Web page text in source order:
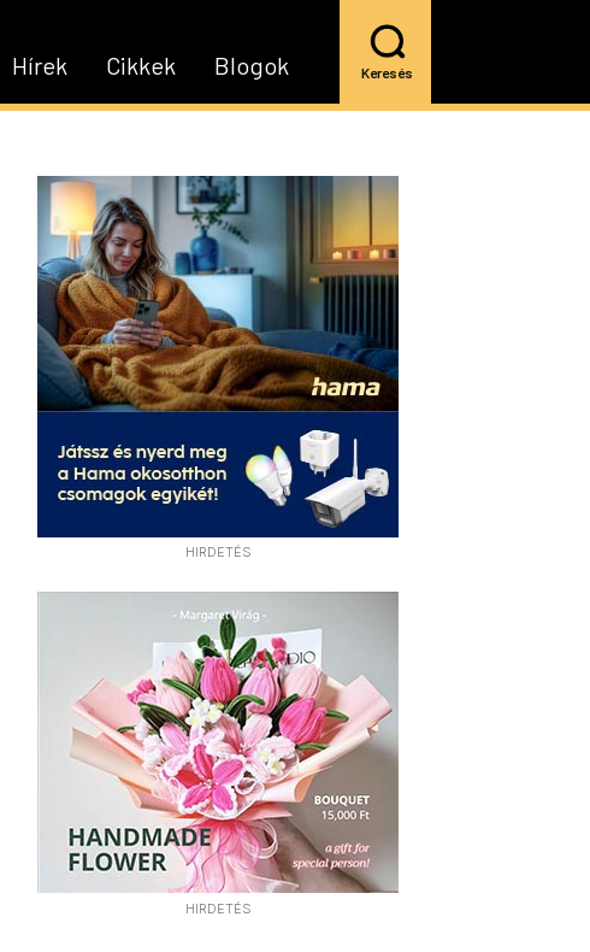
Blogok
Cikkek
Hírek Keresés
HIRDETÉS
HIRDETÉS